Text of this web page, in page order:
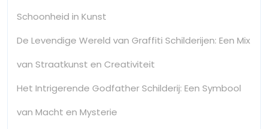
Schoonheid in Kunst
De Levendige Wereld van Graffiti Schilderijen: Een Mix
van Straatkunst en Creativiteit
Het Intrigerende Godfather Schilderij: Een Symbool
van Macht en Mysterie